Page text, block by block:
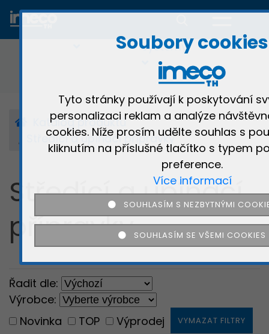
Kruhoměry Dotykové
3D
systémy
profiloměry
Katalog produktů
Středící a upínací přípravky
Středící a upínací
přípravky
Řadit dle:
Výrobce:
Novinka
TOP Výprodej VYMAZAT FILTRY
Soubory cookies
Tyto stránky používají k poskytování
personalizaci reklam a analýze
cookies. Níže prosím udělte souhlas s
kliknutím na příslušné tlačítko s typem
preference.
Více informací
SOUHLASÍM S NEZBYTNÝMI
SOUHLASÍM SE VŠEMI COOKIES